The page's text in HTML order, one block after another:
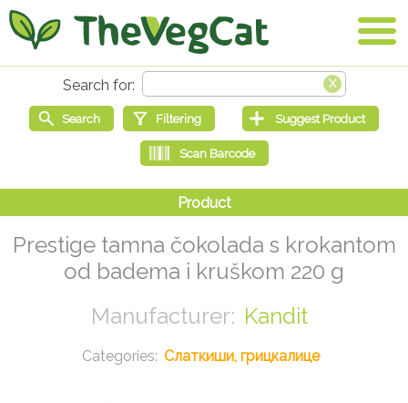
Prestige tamna čokolada s krokantom
od badema i kruškom 220 g
Kandit
Слаткиши, грицкалице